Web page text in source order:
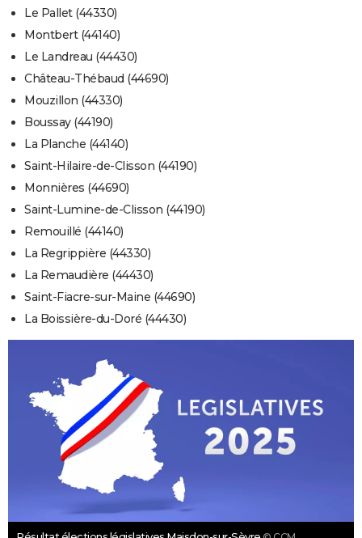
Le Pallet (44330)
Montbert (44140)
Le Landreau (44430)
Château-Thébaud (44690)
Mouzillon (44330)
Boussay (44190)
La Planche (44140)
Saint-Hilaire-de-Clisson (44190)
Monnières (44690)
Saint-Lumine-de-Clisson (44190)
Remouillé (44140)
La Regrippière (44330)
La Remaudière (44430)
Saint-Fiacre-sur-Maine (44690)
La Boissière-du-Doré (44430)